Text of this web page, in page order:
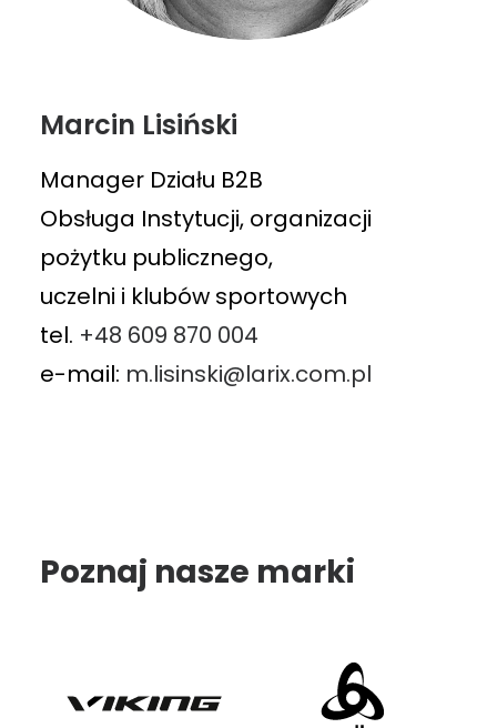
Marcin Lisiński
Manager Działu B2B
Obsługa Instytucji, organizacji
pożytku publicznego,
uczelni i klubów sportowych
tel. +48 609 870 004
e-mail: m.lisinski@larix.com.pl
Poznaj nasze marki